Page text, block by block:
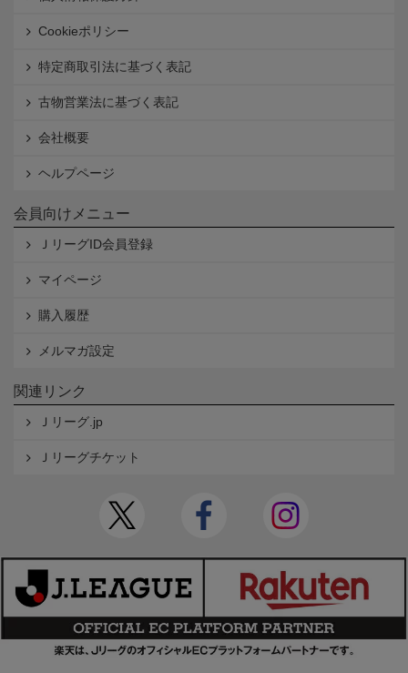
Cookieポリシー
特定商取引法に基づく表記
古物営業法に基づく表記
会社概要
ヘルプページ
会員向けメニュー
ＪリーグID会員登録
マイページ
購入履歴
メルマガ設定
関連リンク
Ｊリーグ.jp
Ｊリーグチケット